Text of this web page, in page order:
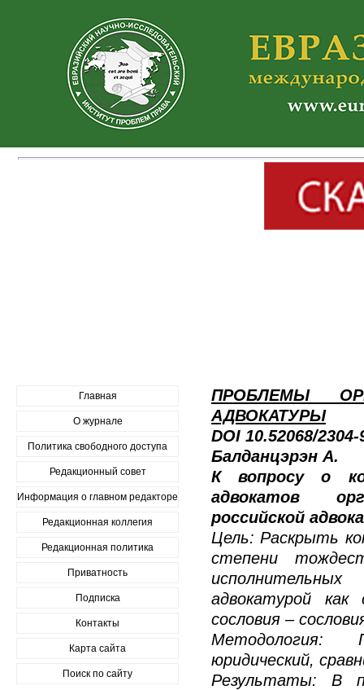
Главная
О журнале
Политика свободного доступа
Редакционный совет
Информация о главном редакторе
Редакционная коллегия
Редакционная политика
Приватность
Подписка
Контакты
Карта сайта
Поиск по сайту
ПРОБЛЕМЫ
АДВОКАТУРЫ
DOI 10.52068/
Балданцэрэн А.
К вопросу о
адвокатов
российской
Цель: Раскрыть
степени
адвокатурой как
сословия –
Методология:
юридический,
Результаты: В